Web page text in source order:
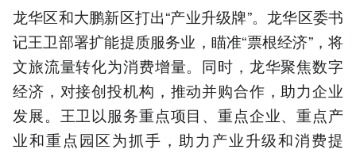
龙华区和大鹏新区打出“产业升级牌”。龙华区委书
记王卫部署扩能提质服务业，瞄准“票根经济”，将
文旅流量转化为消费增量。同时，龙华聚焦数字
经济，对接创投机构，推动并购合作，助力企业
发展。王卫以服务重点项目、重点企业、重点产
业和重点园区为抓手，助力产业升级和消费提